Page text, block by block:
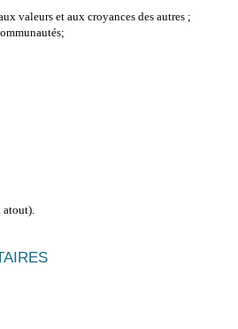
valeurs et aux croyances des autres ;
atout).